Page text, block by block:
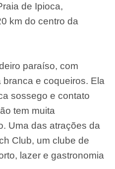
de Ipioca,
km do centro da
paraíso, com
e coqueiros. Ela
sossego e contato
tem muita
Uma das atrações da
Club, um clube de
lazer e gastronomia